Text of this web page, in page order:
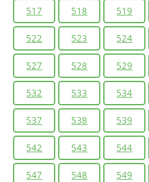
517 518 519
522 523 524
527 528 529
532 533 534
537 538 539
542 543 544
547 548 549